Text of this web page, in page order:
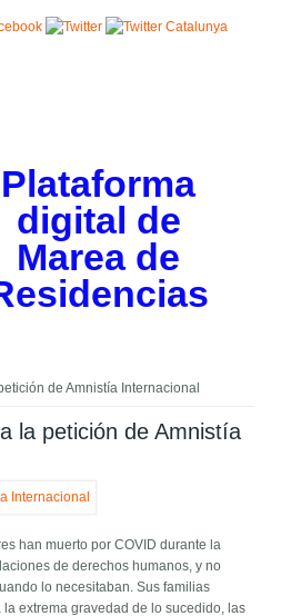
Plataforma
digital de
Marea de
de Amnistía Internacional
la petición de Amnistía
han muerto por COVID durante la
de derechos humanos, y no
lo necesitaban. Sus familias
extrema gravedad de lo sucedido, las